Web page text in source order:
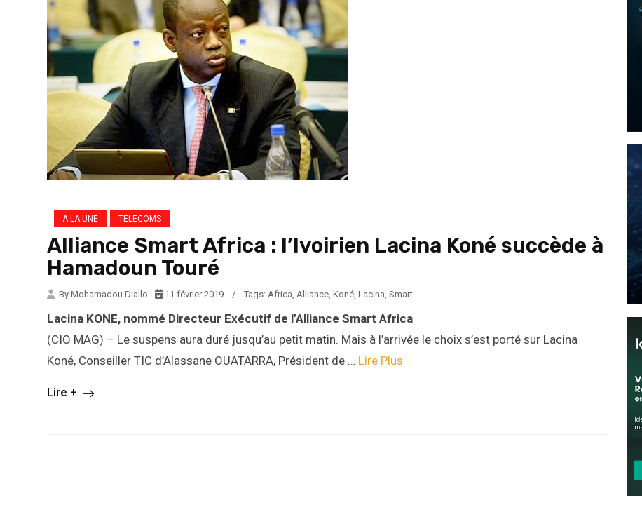
A LA UNE TELECOMS
Alliance Smart Africa : l’Ivoirien Lacina Koné succède à
Hamadoun Touré
By Mohamadou Diallo 11 février 2019 / Tags: Africa, Alliance, Koné, Lacina, Smart
Lacina KONE, nommé Directeur Exécutif de l’Alliance Smart Africa
(CIO MAG) – Le suspens aura duré jusqu’au petit matin. Mais à l’arrivée le choix s’est porté sur Lacina
Koné, Conseiller TIC d’Alassane OUATARRA, Président de … Lire Plus
Lire +